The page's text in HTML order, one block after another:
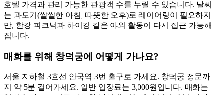
호텔 가격과 관리 가능한 관광객 수를 누릴 수 있습니다. 날씨
는 과도기(쌀쌀한 아침, 따뜻한 오후)로 레이어링이 필요하지
만, 한강 피크닉과 하이킹 같은 야외 활동이 다시 접근 가능해
집니다.
매화를 위해 창덕궁에 어떻게 가나요?
서울 지하철 3호선 안국역 3번 출구로 가세요. 창덕궁 정문까
지 약 5분 걸어가세요. 일반 입장료는 3,000원입니다. 매화는